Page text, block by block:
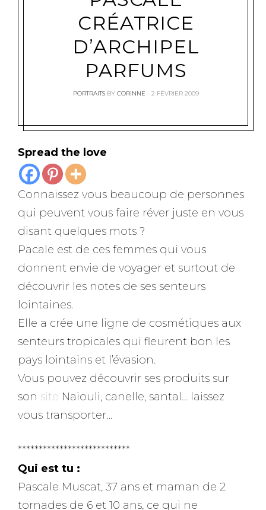
CRÉATRICE
D’ARCHIPEL
PARFUMS
PORTRAITS BY CORINNE 2 FÉVRIER 2009
Spread the love
Connaissez vous beaucoup de personnes
qui peuvent vous faire réver juste en vous
disant quelques mots ?
Pacale est de ces femmes qui vous
donnent envie de voyager et surtout de
découvrir les notes de ses senteurs
lointaines.
Elle a crée une ligne de cosmétiques aux
senteurs tropicales qui fleurent bon les
pays lointains et l’évasion.
Vous pouvez découvrir ses produits sur
son site Naiouli, canelle, santal… laissez
vous transporter…
***************************
Qui est tu :
Pascale Muscat, 37 ans et maman de 2
tornades de 6 et 10 ans, ce qui ne